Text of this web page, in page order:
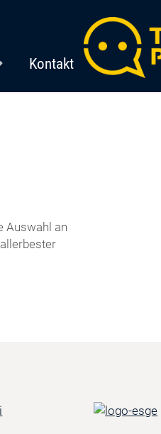
Kontakt
Auswahl an